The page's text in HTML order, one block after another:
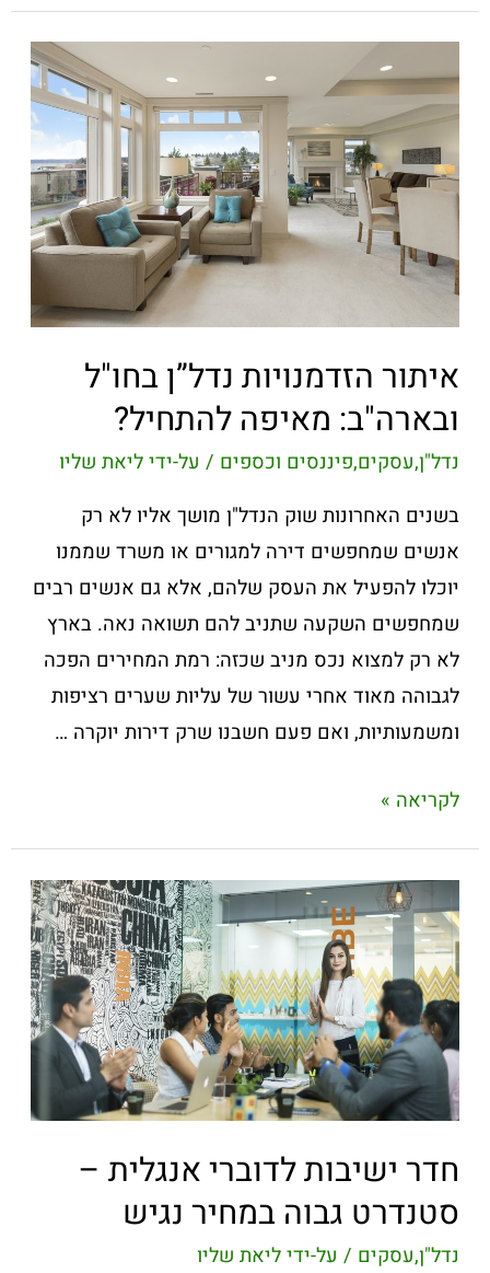
איתור הזדמנויות נדל”ן בחו"ל
ובארה"ב: מאיפה להתחיל?
נדל"ן,עסקים,פיננסים וכספים / על-ידיליאת שליו
בשנים האחרונות שוק הנדל"ן מושך אליו לא רק
אנשים שמחפשים דירה למגורים או משרד שממנו
יוכלו להפעיל את העסק שלהם, אלא גם אנשים רבים
שמחפשים השקעה שתניב להם תשואה נאה. בארץ
לא רק למצוא נכס מניב שכזה: רמת המחירים הפכה
לגבוהה מאוד אחרי עשור של עליות שערים רציפות
ומשמעותיות, ואם פעם חשבנו שרק דירות יוקרה …
לקריאה »
חדר ישיבות לדוברי אנגלית –
סטנדרט גבוה במחיר נגיש
נדל"ן,עסקים / על-ידיליאת שליו